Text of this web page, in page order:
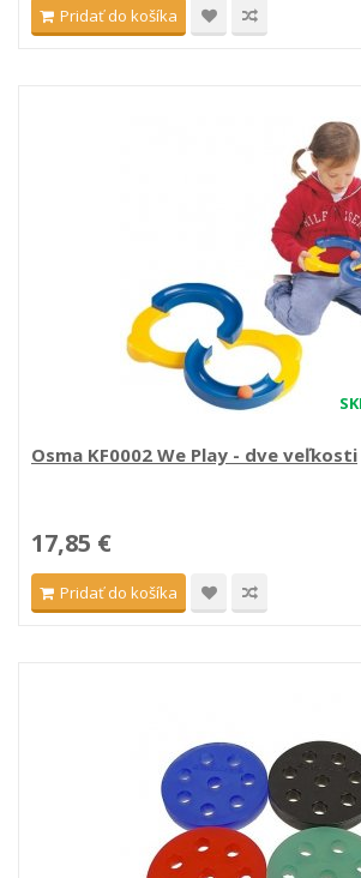
Pridať do košíka
Osma KF0002 We Play - dve veľkosti
17,85 €
Pridať do košíka